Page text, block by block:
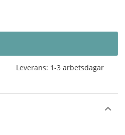
Leverans: 1-3 arbetsdagar